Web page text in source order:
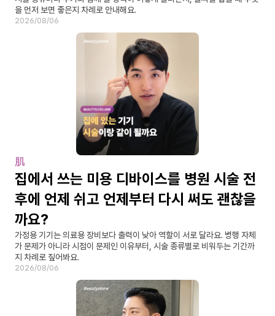
을 먼저 보면 좋은지 차례로 안내해요.
2026/08/06
肌
집에서 쓰는 미용 디바이스를 병원 시술 전
후에 언제 쉬고 언제부터 다시 써도 괜찮을
까요?
가정용 기기는 의료용 장비보다 출력이 낮아 역할이 서로 달라요. 병행 자체
가 문제가 아니라 시점이 문제인 이유부터, 시술 종류별로 비워두는 기간까
지 차례로 짚어봐요.
2026/08/06